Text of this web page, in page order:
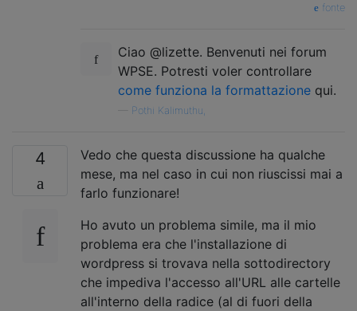
fonte
Ciao @lizette. Benvenuti nei forum
WPSE. Potresti voler controllare
come funziona la formattazione qui.
Pothi Kalimuthu,
4
Vedo che questa discussione ha qualche
mese, ma nel caso in cui non riuscissi mai a
farlo funzionare!
Ho avuto un problema simile, ma il mio
problema era che l'installazione di
wordpress si trovava nella sottodirectory
che impediva l'accesso all'URL alle cartelle
all'interno della radice (al di fuori della